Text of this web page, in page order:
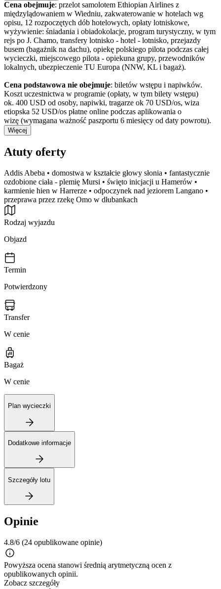
Cena obejmuje: przelot samolotem Ethiopian Airlines z
międzylądowaniem w Wiedniu, zakwaterowanie w hotelach wg
opisu, 12 rozpoczętych dób hotelowych, opłaty lotniskowe,
wyżywienie: śniadania i obiadokolacje, program turystyczny, w tym
rejs po J. Chamo, transfery lotnisko - hotel - lotnisko, przejazdy
busem (bagażnik na dachu), opiekę polskiego pilota podczas całej
wycieczki, miejscowego pilota - opiekuna grupy, przewodników
lokalnych, ubezpieczenie TU Europa (NNW, KL i bagaż).
Cena podstawowa nie obejmuje: biletów wstępu i napiwków.
Koszt uczestnictwa w programie (opłaty, w tym bilety wstępu)
ok. 400 USD od osoby, napiwki, tragarze ok 70 USD/os, wiza
etiopska 52 USD/os płatne online podczas aplikowania o
wizę (wymagana ważność paszportu 6 miesięcy od daty powrotu).
Więcej
Atuty oferty
Addis Abeba • domostwa w kształcie głowy słonia • fantastycznie
ozdobione ciała - plemię Mursi • święto inicjacji u Hamerów •
karmienie hien w Harrerze • odpoczynek nad jeziorem Langano •
przeprawa przez rzekę Omo w dłubankach
Rodzaj wyjazdu
Objazd
Termin
Potwierdzony
Transfer
W cenie
Bagaż
W cenie
Plan wycieczki
Dodatkowe informacje
Szczegóły lotu
Opinie
4.8/6 (24 opublikowane opinie)
Powyższa ocena stanowi średnią arytmetyczną ocen z
opublikowanych opinii.
Zobacz szczegóły